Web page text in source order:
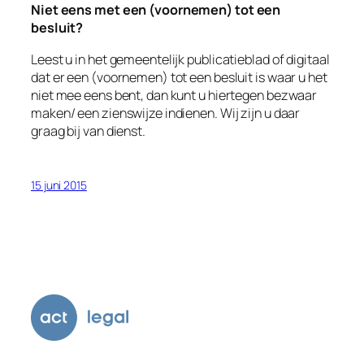
Niet eens met een (voornemen) tot een
besluit?
Leest u in het gemeentelijk publicatieblad of digitaal
dat er een (voornemen) tot een besluit is waar u het
niet mee eens bent, dan kunt u hiertegen bezwaar
maken/ een zienswijze indienen. Wij zijn u daar
graag bij van dienst.
15 juni 2015